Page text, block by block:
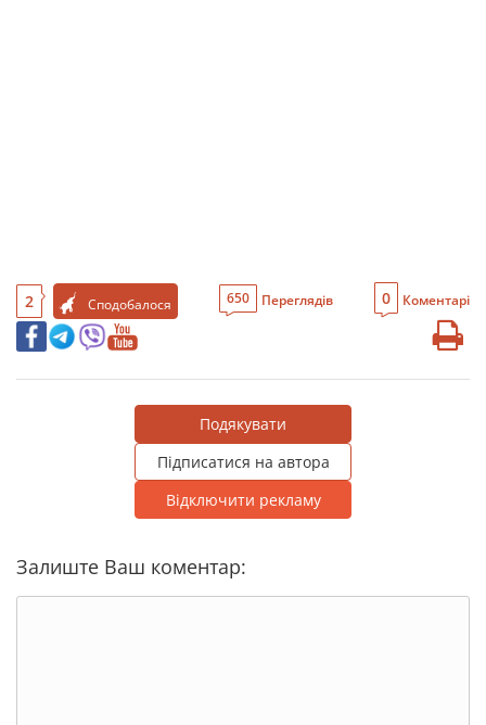
2 Сподобалося 650 Переглядів 0 Коментарі
Подякувати
Підписатися на автора
Відключити рекламу
Залиште Ваш коментар: